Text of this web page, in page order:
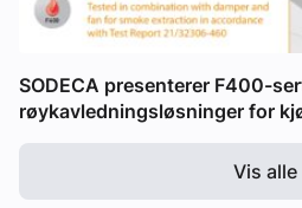
SODECA presenterer F400-
røykavledningsløsninger for
Vis alle